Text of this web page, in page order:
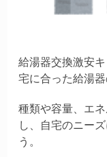
給湯器交換激安
宅に合った給湯器
種類や容量、エ
し、自宅のニー
う。